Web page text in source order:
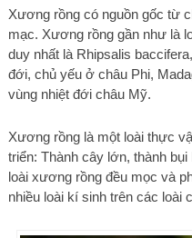
Xương rồng có nguồn gốc từ
mạc. Xương rồng gần như là
duy nhất là Rhipsalis
đới, chủ yếu ở châu Phi,
vùng nhiệt đới châu Mỹ.
Xương rồng là một loài thực
triển: Thành cây lớn, thành
loài xương rồng đều mọc và
nhiều loài kí sinh trên các loài